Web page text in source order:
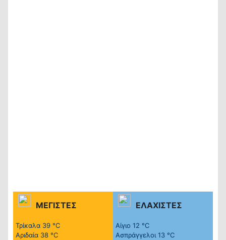
ΜΕΓΙΣΤΕΣ
Τρίκαλα 39 °C
Αριδαία 38 °C
ΕΛΑΧΙΣΤΕΣ
Αίγιο 12 °C
Ασπράγγελοι13 °C